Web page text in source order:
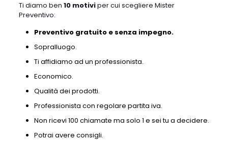
Ti diamo ben 10 motiviper cui scegliere Mister
Preventivo:
Preventivo gratuito e senza impegno.
Sopralluogo.
Ti affidiamo ad un professionista.
Economico.
Qualità dei prodotti.
Professionista con regolare partita iva.
Non ricevi 100 chiamate ma solo 1 e sei tu a decidere.
Potrai avere consigli.